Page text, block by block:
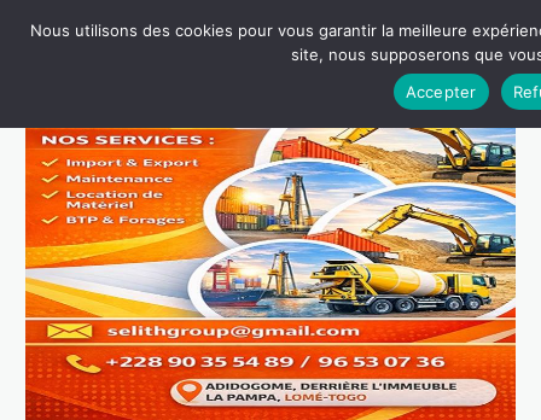
Nous utilisons des cookies pour vous garantir la meilleure
site, nous supposerons que
Accepter